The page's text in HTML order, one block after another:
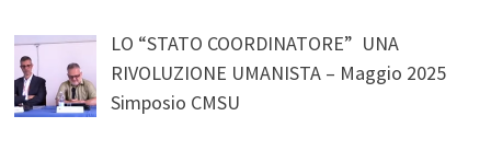
LO “STATO COORDINATORE” UNA
RIVOLUZIONE UMANISTA – Maggio 2025
Simposio CMSU